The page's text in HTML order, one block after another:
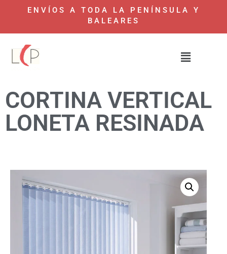
ENVÍOS A TODA LA PENÍNSULA Y
BALEARES
CORTINA VERTICAL
LONETA RESINADA